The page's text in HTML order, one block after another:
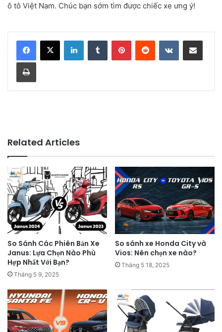
ô tô Việt Nam. Chúc bạn sớm tìm được chiếc xe ưng ý!
LinkedInTumblr PinterestReddit VKontakteShare via Email
Print
Related Articles
So Sánh Các Phiên Bản Xe
Janus: Lựa Chọn Nào Phù
Hợp Nhất Với Bạn?
Tháng 5 9, 2025
So sánh xe Honda City và
Vios: Nên chọn xe nào?
Tháng 5 18, 2025